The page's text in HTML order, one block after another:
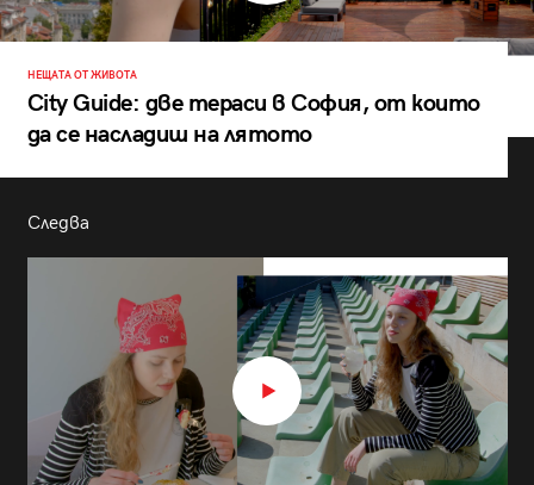
НЕЩАТА ОТ ЖИВОТА
City Guide: две тераси в София, от които
да се насладиш на лятото
Следва